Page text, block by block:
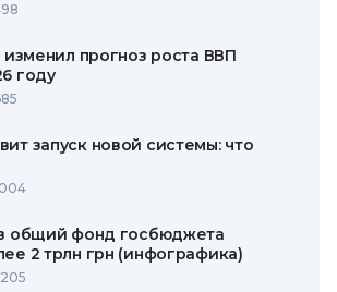
изменил прогноз роста ВВП
году
запуск новой системы: что
общий фонд госбюджета
2 трлн грн (инфографика)
205